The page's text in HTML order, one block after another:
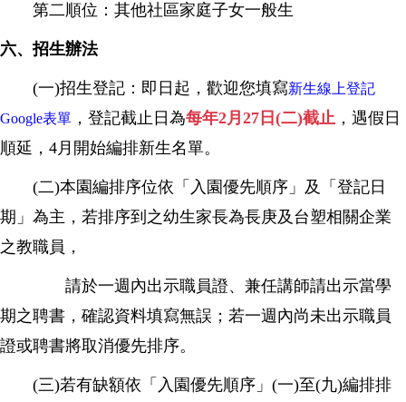
第二順位：其他社區家庭子女一般生
六、招生辦法
(一)招生登記：即日起，歡迎您填寫新生線上登記
Google表單 ，登記截止日為每年2月27日(二)截止 ，遇假日
順延，4月開始編排新生名單。
(二)本園編排序位依「入園優先順序」及「登記日
期」為主，若排序到之幼生家長為長庚及台塑相關企業
之教職員，
請於一週內出示職員證、兼任講師請出示當學
期之聘書，確認資料填寫無誤；若一週內尚未出示職員
證或聘書將取消優先排序。
(三)若有缺額依「入園優先順序」(一)至(九)編排排